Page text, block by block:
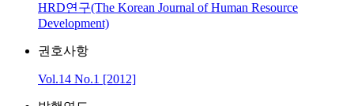
HRD연구(The Korean Journal of Human Resource
Development)
권호사항
Vol.14 No.1 [2012]